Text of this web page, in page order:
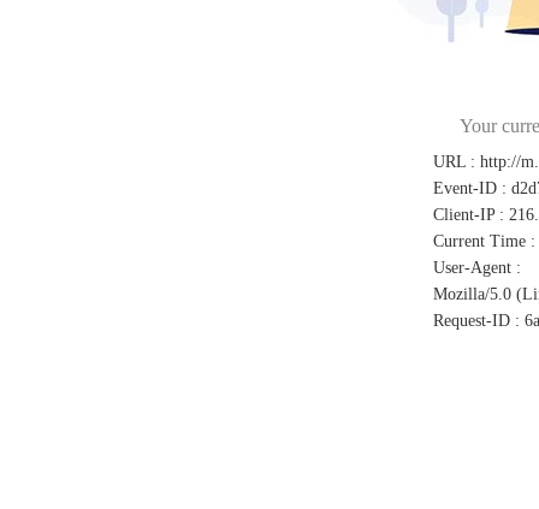
Your
URL : http://
Event-ID :
Client-IP :
Current Time :
User-Agent :
Mozilla/5.0
Request-ID :